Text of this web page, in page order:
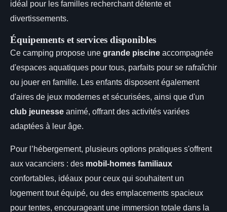
idéal pour les familles recherchant détente et
divertissements.
Équipements et services disponibles
Ce camping propose une grande piscine accompagnée
d'espaces aquatiques pour tous, parfaits pour se rafraîchir
ou jouer en famille. Les enfants disposent également
d'aires de jeux modernes et sécurisées, ainsi que d'un
club jeunesse animé, offrant des activités variées
adaptées à leur âge.
Pour l’hébergement, plusieurs options pratiques s'offrent
aux vacanciers : des mobil-homes familiaux
confortables, idéaux pour ceux qui souhaitent un
logement tout équipé, ou des emplacements spacieux
pour tentes, encourageant une immersion totale dans la